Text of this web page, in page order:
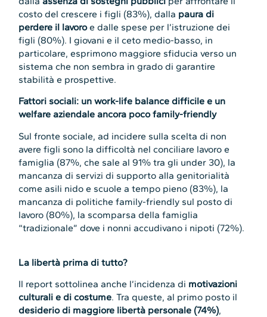
costo del crescere i figli (83%), dalla paura di
perdere il lavoroe dalle spese per l’istruzione dei
figli (80%). I giovani e il ceto medio-basso, in
particolare, esprimono maggiore sfiducia verso un
sistema che non sembra in grado di garantire
stabilità e prospettive.
Fattori sociali: un work-life balance difficile e un
welfare aziendale ancora poco family-friendly
Sul fronte sociale, ad incidere sulla scelta di non
avere figli sono la difficoltà nel conciliare lavoro e
famiglia (87%, che sale al 91% tra gli under 30), la
mancanza di servizi di supporto alla genitorialità
come asili nido e scuole a tempo pieno (83%), la
mancanza di politiche family-friendly sul posto di
lavoro (80%), la scomparsa della famiglia
“tradizionale” dove i nonni accudivano i nipoti (72%).
La libertà prima di tutto?
Il report sottolinea anche l’incidenza di motivazioni
culturali e di costume. Tra queste, al primo posto il
desiderio di maggiore libertà personale (74%),